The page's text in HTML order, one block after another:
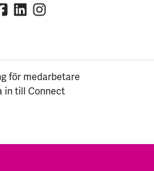
för medarbetare
in till Connect